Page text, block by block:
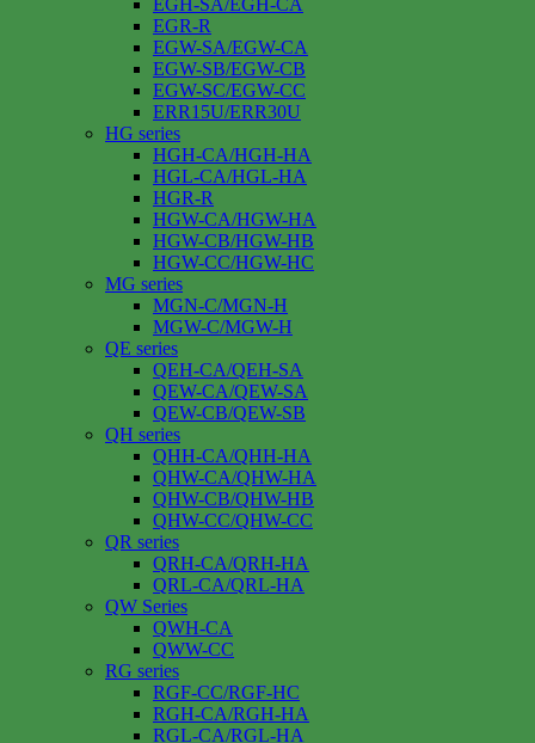
EGR-R
EGW-SA/EGW-CA
EGW-SB/EGW-CB
EGW-SC/EGW-CC
ERR15U/ERR30U
HG series
HGH-CA/HGH-HA
HGL-CA/HGL-HA
HGR-R
HGW-CA/HGW-HA
HGW-CB/HGW-HB
HGW-CC/HGW-HC
MG series
MGN-C/MGN-H
MGW-C/MGW-H
QE series
QEH-CA/QEH-SA
QEW-CA/QEW-SA
QEW-CB/QEW-SB
QH series
QHH-CA/QHH-HA
QHW-CA/QHW-HA
QHW-CB/QHW-HB
QHW-CC/QHW-CC
QR series
QRH-CA/QRH-HA
QRL-CA/QRL-HA
QW Series
QWH-CA
QWW-CC
RG series
RGF-CC/RGF-HC
RGH-CA/RGH-HA
RGL-CA/RGL-HA